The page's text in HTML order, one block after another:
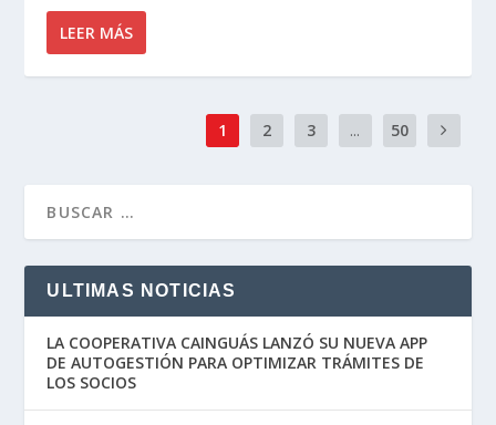
LEER MÁS
1 2 3 ... 50
ULTIMAS NOTICIAS
LA COOPERATIVA CAINGUÁS LANZÓ SU NUEVA APP
DE AUTOGESTIÓN PARA OPTIMIZAR TRÁMITES DE
LOS SOCIOS